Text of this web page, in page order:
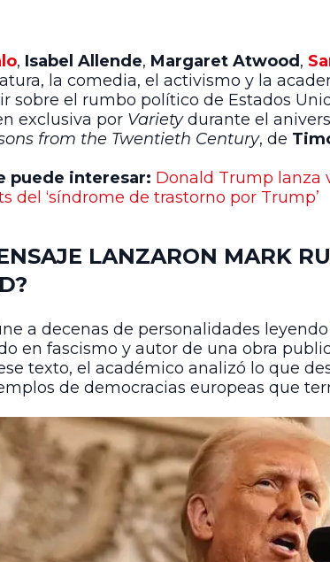
, Isabel Allende, Margaret Atwood ,
la comedia, el activismo y la
sobre el rumbo político de Estados
exclusiva por Varietydurante el
from the Twentieth Century, de
puede interesar: Donald Trump lanza
del ‘síndrome de trastorno por Trump’
LANZARON MARK
a decenas de personalidades
en fascismo y autor de una obra
texto, el académico analizó lo que
de democracias europeas que